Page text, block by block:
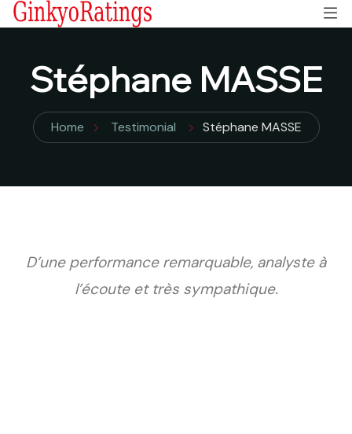
Stéphane MASSE
Home Testimonial Stéphane MASSE
D’une performance remarquable, analyste à
l’écoute et très sympathique.